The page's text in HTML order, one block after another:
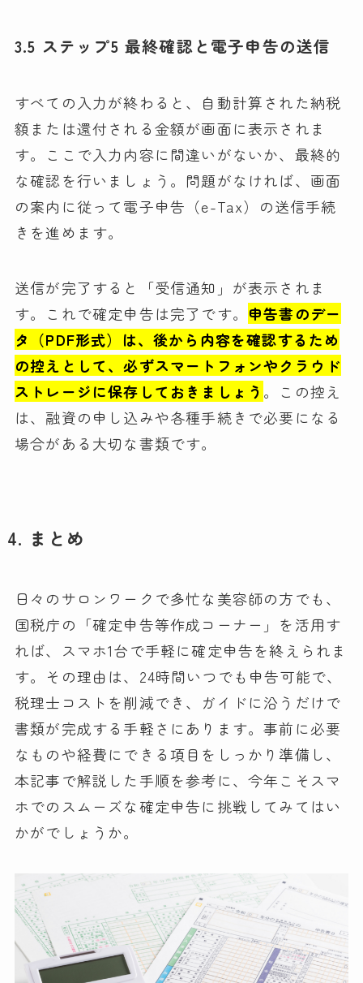
3.5 ステップ5 最終確認と電子申告の送信
すべての入力が終わると、自動計算された納税
額または還付される金額が画面に表示されま
す。ここで入力内容に間違いがないか、最終的
な確認を行いましょう。問題がなければ、画面
の案内に従って電子申告（e-Tax）の送信手続
きを進めます。
送信が完了すると「受信通知」が表示されま
す。これで確定申告は完了です。 申告書のデー
タ（PDF形式）は、後から内容を確認するため
の控えとして、必ずスマートフォンやクラウド
ストレージに保存しておきましょう 。この控え
は、融資の申し込みや各種手続きで必要になる
場合がある大切な書類です。
4. まとめ
日々のサロンワークで多忙な美容師の方でも、
国税庁の「確定申告等作成コーナー」を活用す
れば、スマホ1台で手軽に確定申告を終えられま
す。その理由は、24時間いつでも申告可能で、
税理士コストを削減でき、ガイドに沿うだけで
書類が完成する手軽さにあります。事前に必要
なものや経費にできる項目をしっかり準備し、
本記事で解説した手順を参考に、今年こそスマ
ホでのスムーズな確定申告に挑戦してみてはい
かがでしょうか。